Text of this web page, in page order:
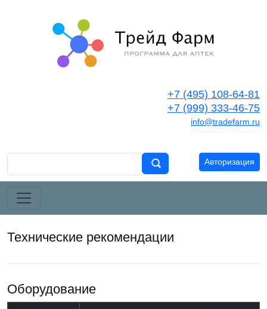
+7 (495) 108-64-81
+7 (999) 333-46-75
info@tradefarm.ru
Авторизация
Технические рекомендации
Оборудование